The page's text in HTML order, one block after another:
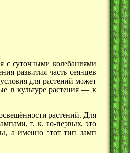
с суточными колебаниями
развития часть сеянцев
для растений может
в культуре растения —к
растений. Для
т. к. во-первых, это
а именно этот тип ламп